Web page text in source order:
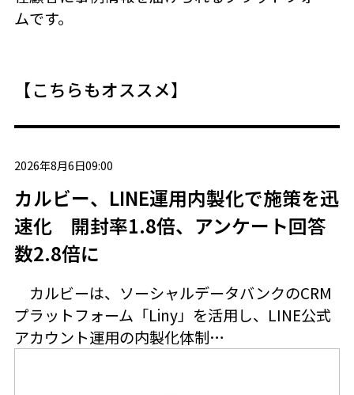
ムです。
【こちらもオススメ】
2026年8月6日09:00
カルビー、LINE運用内製化で施策を迅
速化 開封率1.8倍、アンケート回答
数2.8倍に
カルビーは、ソーシャルデータバンクのCRM
プラットフォーム「Liny」を活用し、LINE公式
アカウント運用の内製化体制…